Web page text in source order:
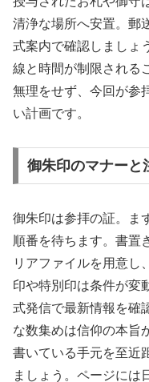
清浄な場所へ安置。郵
式案内で確認しましょ
線と時間が制限される
無理をせず、今回が参
い計画です。
御朱印のマナーと
御朱印は参拝の証。ま
順番を待ちます。書置
リアファイルを用意し
印や特別印は条件が変
式発信で最新情報を確
な数集めは信仰の本旨
書いている手元を至近
ましょう。ページには